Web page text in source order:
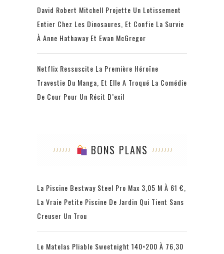
David Robert Mitchell Projette Un Lotissement
Entier Chez Les Dinosaures, Et Confie La Survie
À Anne Hathaway Et Ewan McGregor
Netflix Ressuscite La Première Héroïne
Travestie Du Manga, Et Elle A Troqué La Comédie
De Cour Pour Un Récit D’exil
BONS PLANS
La Piscine Bestway Steel Pro Max 3,05 M À 61 €,
La Vraie Petite Piscine De Jardin Qui Tient Sans
Creuser Un Trou
Le Matelas Pliable Sweetnight 140×200 À 76,30